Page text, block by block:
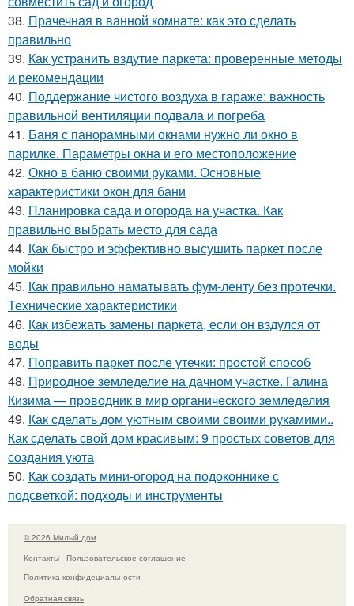
38. Прачечная в ванной комнате: как это сделать
правильно
39. Как устранить вздутие паркета: проверенные методы
и рекомендации
40. Поддержание чистого воздуха в гараже: важность
правильной вентиляции подвала и погреба
41. Баня с панорамными окнами нужно ли окно в
парилке. Параметры окна и его местоположение
42. Окно в баню своими руками. Основные
характеристики окон для бани
43. Планировка сада и огорода на участка. Как
правильно выбрать место для сада
44. Как быстро и эффективно высушить паркет после
мойки
45. Как правильно наматывать фум-ленту без протечки.
Технические характеристики
46. Как избежать замены паркета, если он вздулся от
воды
47. Поправить паркет после утечки: простой способ
48. Природное земледелие на дачном участке. Галина
Кизима — проводник в мир органического земледелия
49. Как сделать дом уютным своими своими рукамими..
Как сделать свой дом красивым: 9 простых советов для
создания уюта
50. Как создать мини-огород на подоконнике с
подсветкой: подходы и инструменты
© 2026 Милый дом
Контакты
Пользовательское соглашение
Политика конфидециальности
Обратная связь